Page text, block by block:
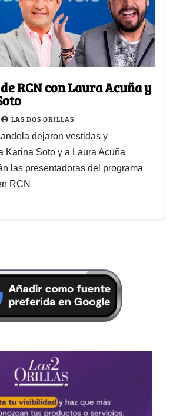
RCN con Laura Acuña y
LAS DOS ORILLAS
dejaron vestidas y
Karina Soto y a Laura Acuña
las presentadoras del programa
RCN